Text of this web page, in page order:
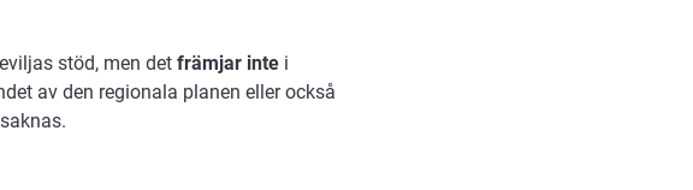
stöd, men det främjar inte i
av den regionala planen eller också